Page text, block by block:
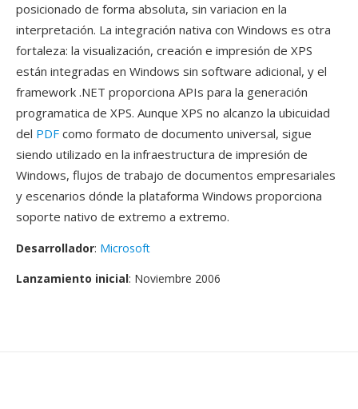
posicionado de forma absoluta, sin variacion en la
interpretación. La integración nativa con Windows es otra
fortaleza: la visualización, creación e impresión de XPS
están integradas en Windows sin software adicional, y el
framework .NET proporciona APIs para la generación
programatica de XPS. Aunque XPS no alcanzo la ubicuidad
del PDF como formato de documento universal, sigue
siendo utilizado en la infraestructura de impresión de
Windows, flujos de trabajo de documentos empresariales
y escenarios dónde la plataforma Windows proporciona
soporte nativo de extremo a extremo.
Desarrollador: Microsoft
Lanzamiento inicial: Noviembre 2006